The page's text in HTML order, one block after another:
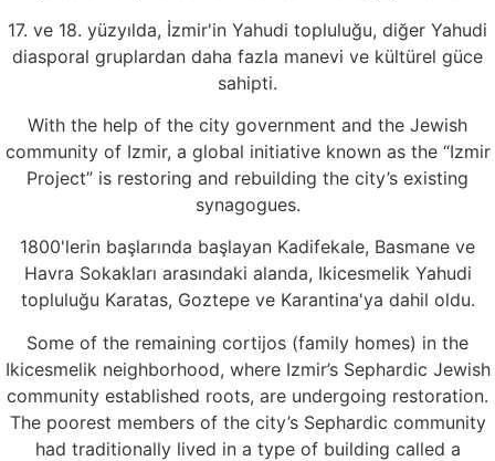
17. ve 18. yüzyılda, İzmir'in Yahudi topluluğu, diğer Yahudi
diasporal gruplardan daha fazla manevi ve kültürel güce
sahipti.
With the help of the city government and the Jewish
community of Izmir, a global initiative known as the “Izmir
Project” is restoring and rebuilding the city’s existing
synagogues.
1800'lerin başlarında başlayan Kadifekale, Basmane ve
Havra Sokakları arasındaki alanda, Ikicesmelik Yahudi
topluluğu Karatas, Goztepe ve Karantina'ya dahil oldu.
Some of the remaining cortijos (family homes) in the
Ikicesmelik neighborhood, where Izmir’s Sephardic Jewish
community established roots, are undergoing restoration.
The poorest members of the city’s Sephardic community
had traditionally lived in a type of building called a